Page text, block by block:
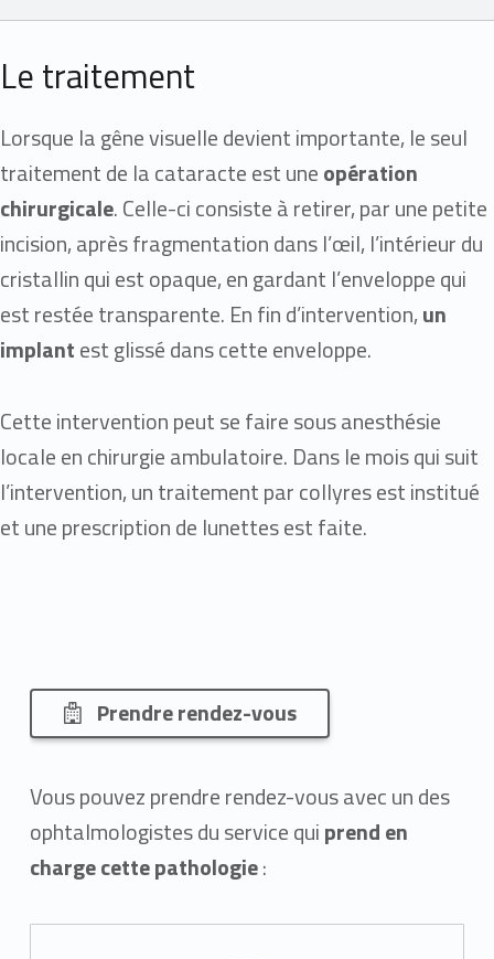
Le traitement
Lorsque la gêne visuelle devient importante, le seul
traitement de la cataracte est uneopération
chirurgicale. Celle-ci consiste à retirer, par une petite
incision, après fragmentation dans l’œil, l’intérieur du
cristallin qui est opaque, en gardant l’enveloppe qui
est restée transparente. En fin d’intervention,un
implantest glissé dans cette enveloppe.
Cette intervention peut se faire sous anesthésie
locale en chirurgie ambulatoire. Dans le mois qui suit
l’intervention, un traitement par collyres est institué
et une prescription de lunettes est faite.
Prendre rendez-vous
Vous pouvez prendre rendez-vous avec un des
ophtalmologistes du service quiprend en
charge cette pathologie: